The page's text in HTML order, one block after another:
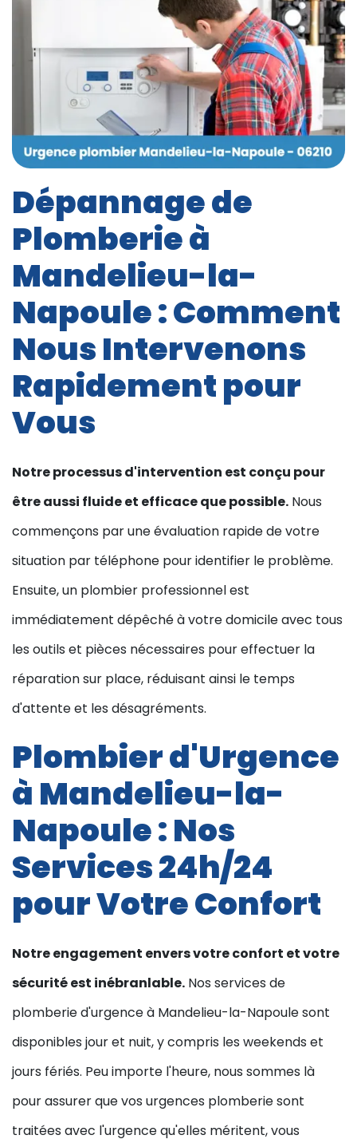
Dépannage de
Plomberie à
Mandelieu-la-
Napoule : Comment
Nous Intervenons
Rapidement pour
Vous
Notre processus d'intervention est conçu pour
être aussi fluide et efficace que possible. Nous
commençons par une évaluation rapide de votre
situation par téléphone pour identifier le problème.
Ensuite, un plombier professionnel est
immédiatement dépêché à votre domicile avec tous
les outils et pièces nécessaires pour effectuer la
réparation sur place, réduisant ainsi le temps
d'attente et les désagréments.
Plombier d'Urgence
à Mandelieu-la-
Napoule : Nos
Services 24h/24
pour Votre Confort
Notre engagement envers votre confort et votre
sécurité est inébranlable. Nos services de
plomberie d'urgence à Mandelieu-la-Napoule sont
disponibles jour et nuit, y compris les weekends et
jours fériés. Peu importe l'heure, nous sommes là
pour assurer que vos urgences plomberie sont
traitées avec l'urgence qu'elles méritent, vous